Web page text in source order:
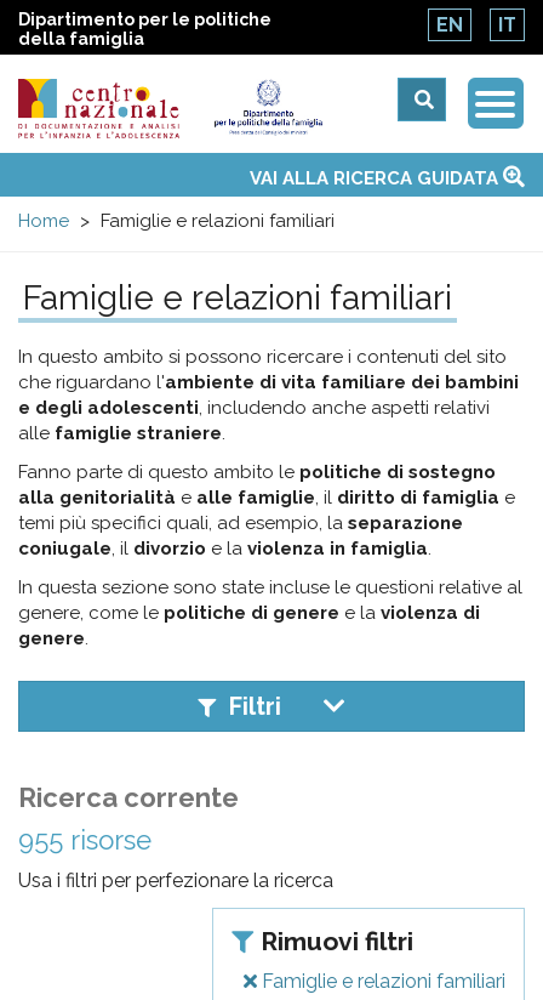
Dipartimento per le politiche
della famiglia
EN IT
Centro
nazionale
di
Documentazione
e
analisi
pr
l'infanzia
e
l'adolescenza
menu
Temi
Attività
Convenzione ONUVAI ALLA RICERCA GUIDATA
Home
Famiglie e relazioni familiari
Famiglie e relazioni familiari
In questo ambito si possono ricercare i contenuti del sito
che riguardano l'ambiente di vita familiare dei bambini
e degli adolescenti, includendo anche aspetti relativi
alle famiglie straniere.
Fanno parte di questo ambito le politiche di sostegno
alla genitorialità e alle famiglie, il diritto di famiglia e
temi più specifici quali, ad esempio, la separazione
coniugale, il divorzio e la violenza in famiglia.
In questa sezione sono state incluse le questioni relative al
genere, come le politiche di genere e la violenza di
genere.
Filtri
Ricerca corrente
955 risorse
Usa i filtri per perfezionare la ricerca
Rimuovi filtri
Famiglie e relazioni familiari